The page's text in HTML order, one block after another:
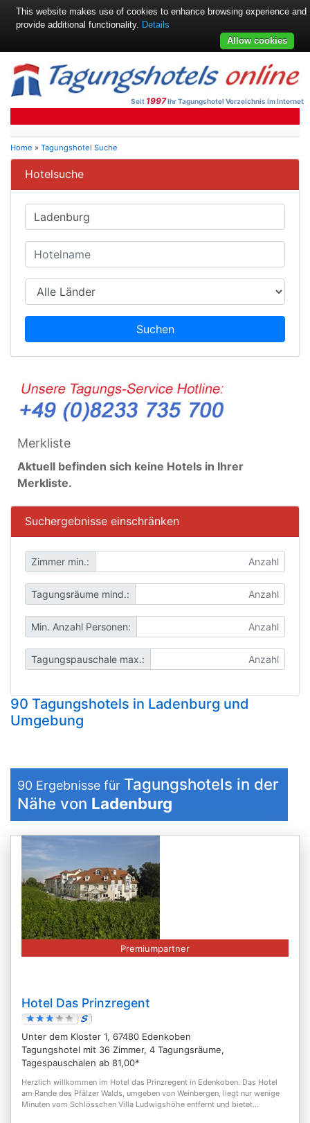
Seit 1997Ihr Tagungshotel Verzeichnis im Internet
Home » Tagungshotel Suche
Hotelsuche
Suchen
Merkliste
Aktuell befinden sich keine Hotels in Ihrer
Merkliste.
Suchergebnisse einschränken
Zimmer min.:
Tagungsräume mind.:
Min. Anzahl Personen:
Tagungspauschale max.:
90 Tagungshotels in Ladenburg und
Umgebung
90 Ergebnisse für Tagungshotels in der
Nähe von Ladenburg
Premiumpartner
Hotel Das Prinzregent
Unter dem Kloster 1, 67480 Edenkoben
Tagungshotel mit 36 Zimmer, 4 Tagungsräume,
Tagespauschalen ab 81,00*
Herzlich willkommen im Hotel das Prinzregent in Edenkoben. Das Hotel
am Rande des Pfälzer Walds, umgeben von Weinbergen, liegt nur wenige
Minuten vom Schlösschen Villa Ludwigshöhe entfernt und bietet...
This website makes use of cookies to enhance browsing experience and
provide additional functionality. Details
Allow cookies